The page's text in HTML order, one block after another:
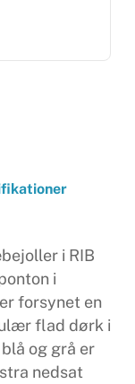
i RIB
i
forsynet en
flad dørk i
og grå er
nedsat